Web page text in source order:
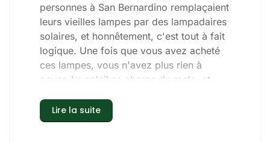
personnes à San Bernardino remplaçaient
leurs vieilles lampes par des lampadaires
solaires, et honnêtement, c'est tout à fait
logique. Une fois que vous avez acheté
ces lampes, vous n'avez plus rien à
payer. Le soleil se charge du reste, et
votre prochaine facture d'électricité sera
un peu moins douloureuse.
Lire la suite